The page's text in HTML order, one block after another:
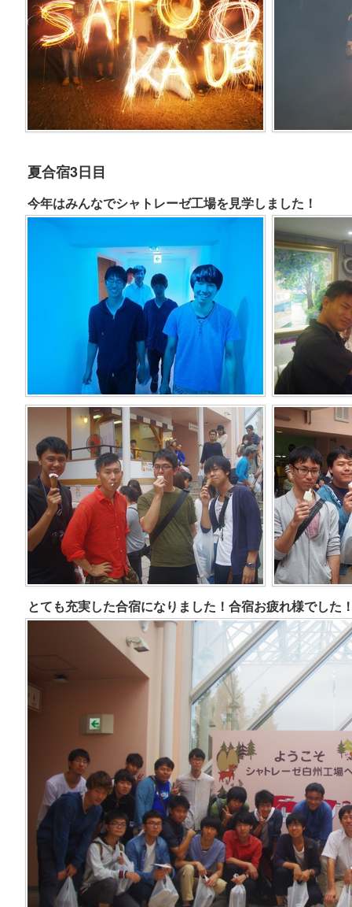
夏合宿3日目
今年はみんなでシャトレーゼ工場を見学しました！
とても充実した合宿になりました！合宿お疲れ様でした